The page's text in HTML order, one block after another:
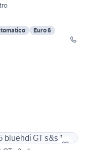
Euro 6